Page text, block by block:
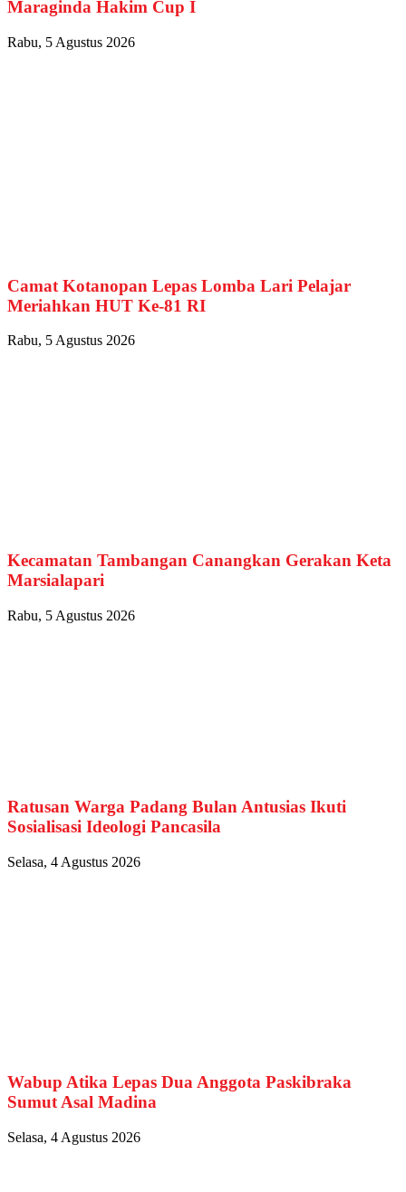
Maraginda Hakim Cup I
Rabu, 5 Agustus 2026
Camat Kotanopan Lepas Lomba Lari Pelajar
Meriahkan HUT Ke-81 RI
Rabu, 5 Agustus 2026
Kecamatan Tambangan Canangkan Gerakan Keta
Marsialapari
Rabu, 5 Agustus 2026
Ratusan Warga Padang Bulan Antusias Ikuti
Sosialisasi Ideologi Pancasila
Selasa, 4 Agustus 2026
Wabup Atika Lepas Dua Anggota Paskibraka
Sumut Asal Madina
Selasa, 4 Agustus 2026